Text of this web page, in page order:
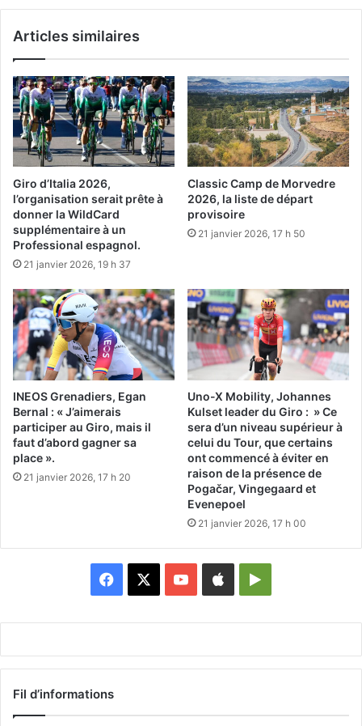
Articles similaires
Giro d’Italia 2026,
l’organisation serait prête à
donner la WildCard
supplémentaire à un
Professional espagnol.
21 janvier 2026, 19 h 37
Classic Camp de Morvedre
2026, la liste de départ
provisoire
21 janvier 2026, 17 h 50
INEOS Grenadiers, Egan
Bernal : « J’aimerais
participer au Giro, mais il
faut d’abord gagner sa
place ».
21 janvier 2026, 17 h 20
Uno-X Mobility, Johannes
Kulset leader du Giro : » Ce
sera d’un niveau supérieur à
celui du Tour, que certains
ont commencé à éviter en
raison de la présence de
Pogačar, Vingegaard et
Evenepoel
21 janvier 2026, 17 h 00
Facebook YouTubeAppleGoogle
Fil d’informations